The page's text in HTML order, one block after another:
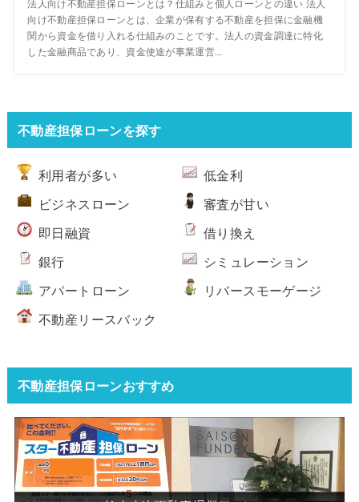
法人向け不動産担保ローンとは？仕組みと個人ローンとの違い 法人
向け不動産担保ローンとは、企業が保有する不動産を担保に金融機
関から資金を借り入れる仕組みのことです。法人の資金調達に特化
した金融商品であり、資金使途が事業運営...
不動産担保ローンを探す
利用者が多い 低金利
ビジネスローン 審査が甘い
即日融資 借り換え
銀行 シミュレーション
アパートローン リバースモーゲージ
不動産リースバック
不動産担保ローンおすすめ